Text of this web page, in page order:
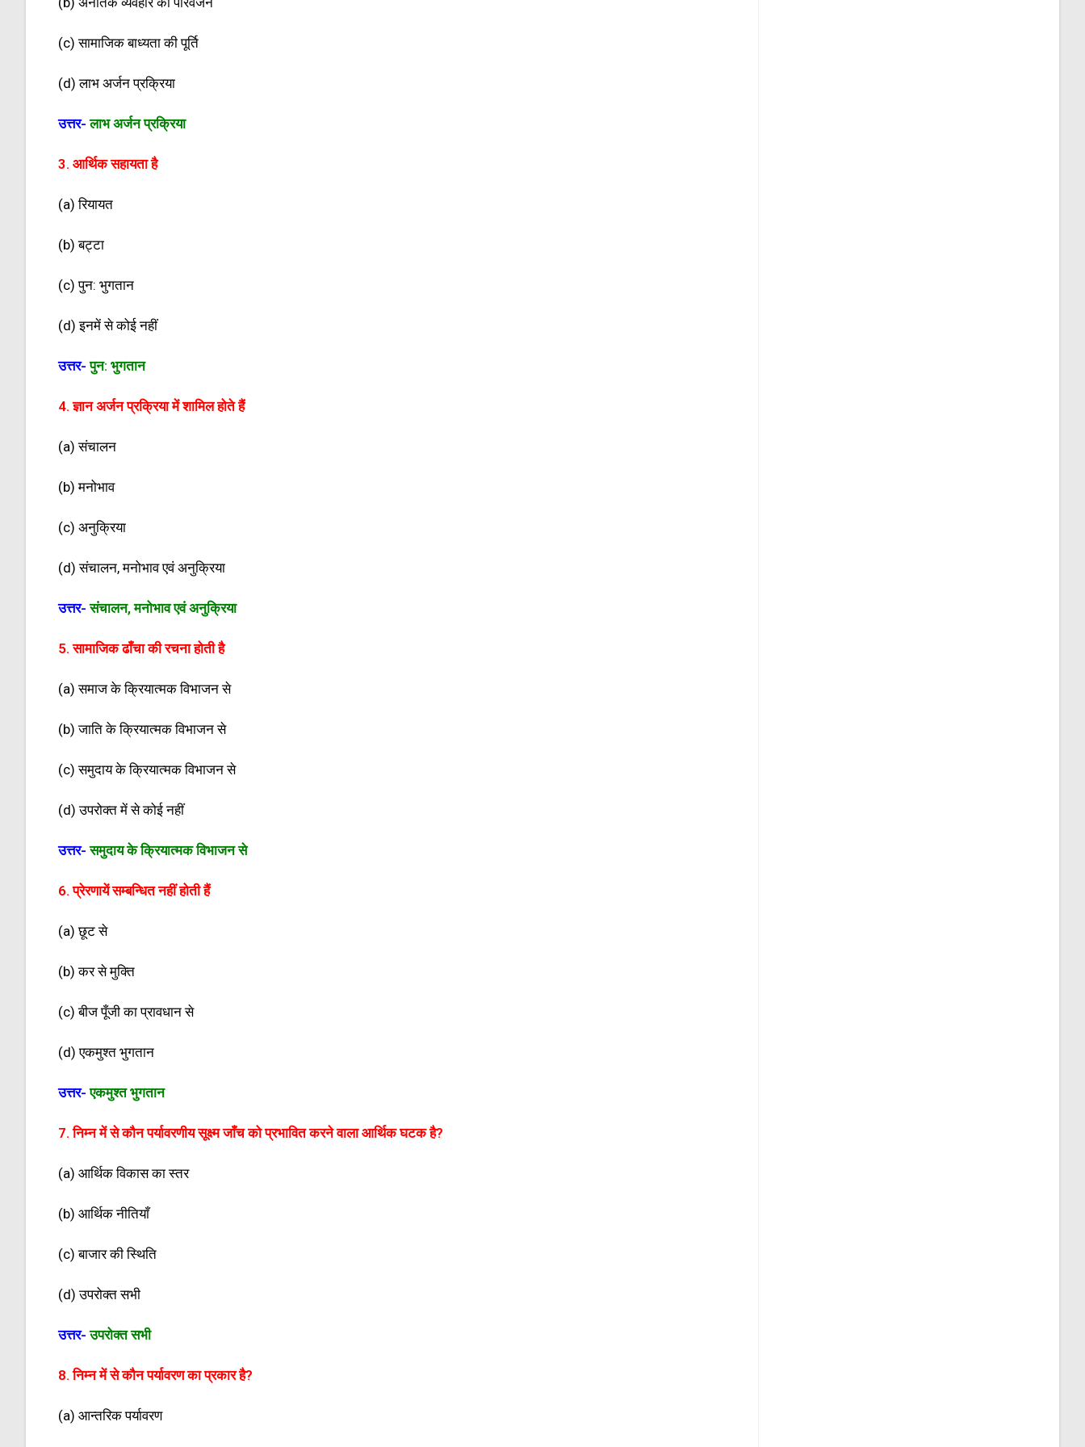
(c) सामाजिक बाध्यता की पूर्ति
(d) लाभ अर्जन प्रक्रिया
उत्तर-लाभ अर्जन प्रक्रिया
3. आर्थिक सहायता है
(a) रियायत
(b) बट्टा
(c) पुन: भुगतान
(d) इनमें से कोई नहीं
उत्तर-पुन: भुगतान
4. ज्ञान अर्जन प्रक्रिया में शामिल होते हैं
(a) संचालन
(b) मनोभाव
(c) अनुक्रिया
(d) संचालन, मनोभाव एवं अनुक्रिया
उत्तर-संचालन, मनोभाव एवं अनुक्रिया
5. सामाजिक ढाँचा की रचना होती है
(a) समाज के क्रियात्मक विभाजन से
(b) जाति के क्रियात्मक विभाजन से
(c) समुदाय के क्रियात्मक विभाजन से
(d) उपरोक्त में से कोई नहीं
उत्तर-समुदाय के क्रियात्मक विभाजन से
6. प्रेरणायें सम्बन्धित नहीं होती हैं
(a) छूट से
(b) कर से मुक्ति
(c) बीज पूँजी का प्रावधान से
(d) एकमुश्त भुगतान
उत्तर-एकमुश्त भुगतान
7. निम्न में से कौन पर्यावरणीय सूक्ष्म जाँच को प्रभावित करने वाला आर्थिक घटक है?
(a) आर्थिक विकास का स्तर
(b) आर्थिक नीतियाँ
(c) बाजार की स्थिति
(d) उपरोक्त सभी
उत्तर-उपरोक्त सभी
8. निम्न में से कौन पर्यावरण का प्रकार है?
(a) आन्तरिक पर्यावरण